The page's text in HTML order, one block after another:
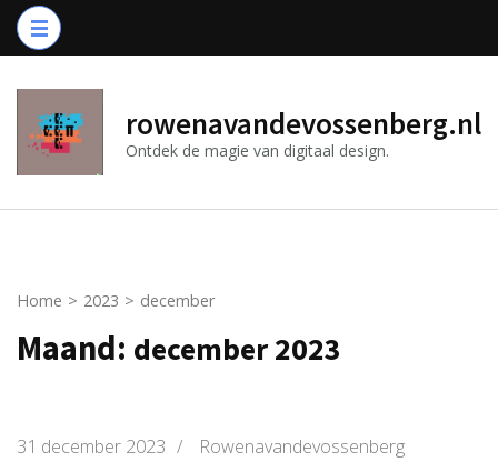
Ga
naar
(druk
Enter)
rowenavandevossenberg.nl
Ontdek de magie van digitaal design.
Home > 2023 > december
Maand: december 2023
31 december 2023 / Rowenavandevossenberg